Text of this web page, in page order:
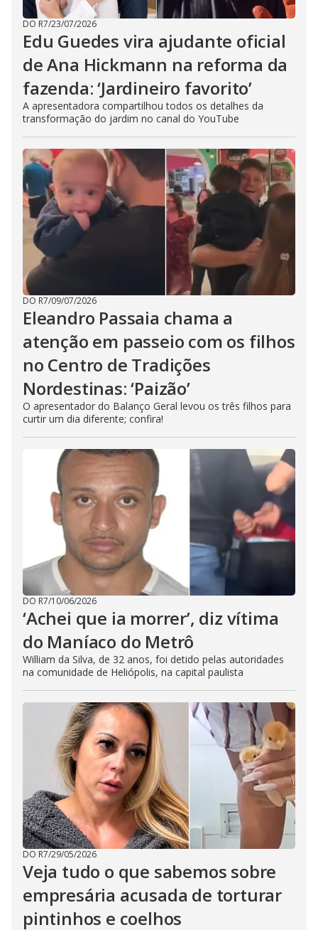
DO R7/23/07/2026
Edu Guedes vira ajudante oficial
de Ana Hickmann na reforma da
fazenda: ‘Jardineiro favorito’
A apresentadora compartilhou todos os detalhes da
transformação do jardim no canal do YouTube
DO R7/09/07/2026
Eleandro Passaia chama a
atenção em passeio com os filhos
no Centro de Tradições
Nordestinas: ‘Paizão’
O apresentador do Balanço Geral levou os três filhos para
curtir um dia diferente; confira!
DO R7/10/06/2026
‘Achei que ia morrer’, diz vítima
do Maníaco do Metrô
William da Silva, de 32 anos, foi detido pelas autoridades
na comunidade de Heliópolis, na capital paulista
DO R7/29/05/2026
Veja tudo o que sabemos sobre
empresária acusada de torturar
pintinhos e coelhos